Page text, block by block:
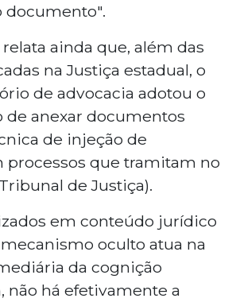
documento".
ainda que, além das
na Justiça estadual, o
de advocacia adotou o
anexar documentos
de injeção de
processos que tramitam no
de Justiça).
em conteúdo jurídico
oculto atua na
da cognição
não há efetivamente a